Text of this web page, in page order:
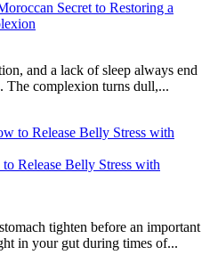
Secret to Restoring a
and a lack of sleep always end
The complexion turns dull,...
Release Belly Stress with
tighten before an important
in your gut during times of...